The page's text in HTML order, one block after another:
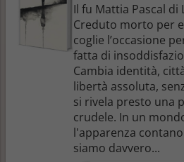
Il fu Mattia Pascal di
Creduto morto per
coglie l’occasione
fatta di
Cambia identità,
libertà assoluta,
si rivela presto una
crudele. In un
l'apparenza
siamo davvero...